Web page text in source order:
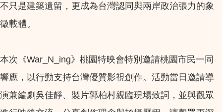
不只是建築遺留，更成為台灣認同與兩岸政治張力的象
徵載體。
本次《War_N_ing》桃園特映會特別邀請桃園市民一同
響應，以行動支持台灣優質影視創作。活動當日邀請導
演兼編劇吳佳靜、製片郭柏村親臨現場致詞，並與觀眾